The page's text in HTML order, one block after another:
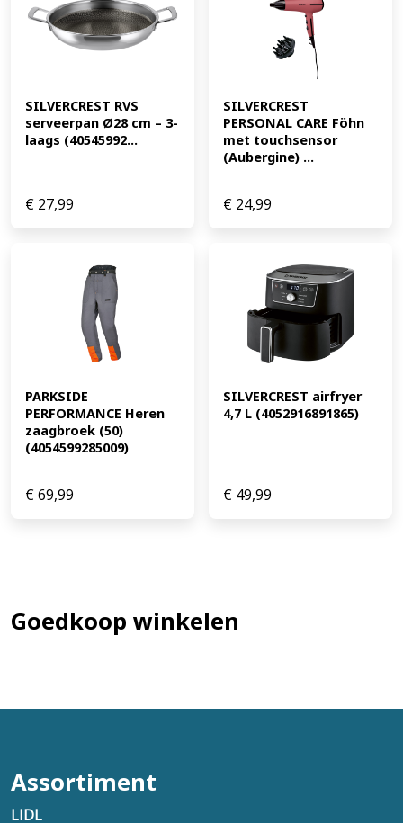
SILVERCREST RVS
serveerpan Ø28 cm – 3-
laags (40545992...
€ 27,99
SILVERCREST
PERSONAL CARE Föhn
met touchsensor
(Aubergine) ...
€ 24,99
PARKSIDE
PERFORMANCE Heren
zaagbroek (50)
(4054599285009)
€69,99
SILVERCREST airfryer
4,7 L (4052916891865)
€ 49,99
Goedkoop winkelen
Assortiment
LIDL